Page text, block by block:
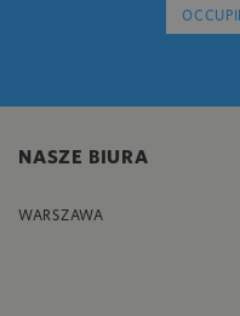
NASZE BIURA
WARSZAWA